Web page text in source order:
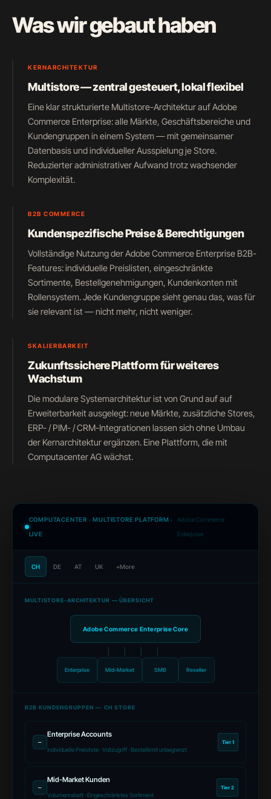
Was wir gebaut haben
KERNARCHITEKTUR
Multistore — zentral gesteuert, lokal flexibel
Eine klar strukturierte Multistore-Architektur auf Adobe
Commerce Enterprise: alle Märkte, Geschäftsbereiche und
Kundengruppen in einem System — mit gemeinsamer
Datenbasis und individueller Ausspielung je Store.
Reduzierter administrativer Aufwand trotz wachsender
Komplexität.
B2B COMMERCE
Kundenspezifische Preise & Berechtigungen
Vollständige Nutzung der Adobe Commerce Enterprise B2B-
Features: individuelle Preislisten, eingeschränkte
Sortimente, Bestellgenehmigungen, Kundenkonten mit
Rollensystem. Jede Kundengruppe sieht genau das, was für
sie relevant ist — nicht mehr, nicht weniger.
SKALIERBARKEIT
Zukunftssichere Plattform für weiteres
Wachstum
Die modulare Systemarchitektur ist von Grund auf auf
Erweiterbarkeit ausgelegt: neue Märkte, zusätzliche Stores,
ERP- / PIM- / CRM-Integrationen lassen sich ohne Umbau
der Kernarchitektur ergänzen. Eine Plattform, die mit
Computacenter AG wächst.
COMPUTACENTER · MULTISTORE PLATFORM ·
LIVE
Adobe Commerce
Enterprise
CH DE AT UK +More
MULTISTORE-ARCHITEKTUR — ÜBERSICHT
Adobe Commerce Enterprise Core
Enterprise Mid-Market SMB Reseller
B2B KUNDENGRUPPEN — CH STORE
–
Enterprise Accounts
Individuelle Preisliste · Vollzugriff · Bestelllimit unbegrenzt
Tier 1
–
Mid-Market Kunden
Volumenrabatt · Eingeschränktes Sortiment
Tier 2